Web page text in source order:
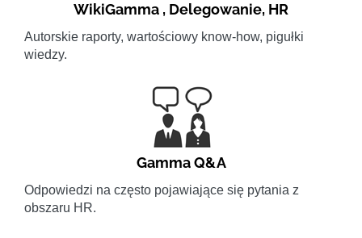
WikiGamma , Delegowanie, HR
Autorskie raporty, wartościowy know-how, pigułki
wiedzy.
Gamma Q&A
Odpowiedzi na często pojawiające się pytania z
obszaru HR.